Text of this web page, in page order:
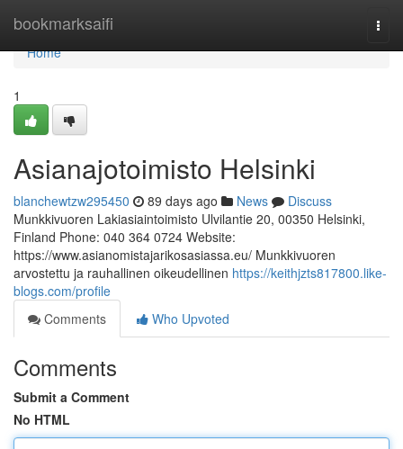
bookmarksaifi
Home
Home
1
Asianajotoimisto Helsinki
blanchewtzw295450 89 days ago News
Discuss
Munkkivuoren Lakiasiaintoimisto Ulvilantie 20, 00350 Helsinki,
Finland Phone: 040 364 0724 Website:
https://www.asianomistajarikosasiassa.eu/ Munkkivuoren
arvostettu ja rauhallinen oikeudellinen https://keithjzts817800.like-
blogs.com/profile
Comments
Who Upvoted
Comments
Submit a Comment
No HTML